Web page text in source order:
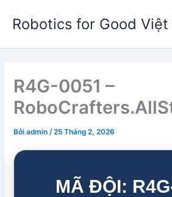
dung
Robotics for Good Việt
R4G-0051 –
Bởiadmin /25 Tháng 2, 2026
MÃ ĐỘI: